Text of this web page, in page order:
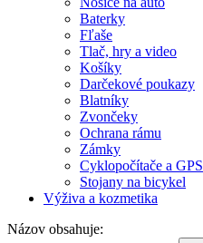
Baterky
Fľaše
Tlač, hry a video
Košíky
Darčekové poukazy
Blatníky
Zvončeky
Ochrana rámu
Zámky
Cyklopočítače a GPS
Stojany na bicykel
Výživa a kozmetika
Názov obsahuje: